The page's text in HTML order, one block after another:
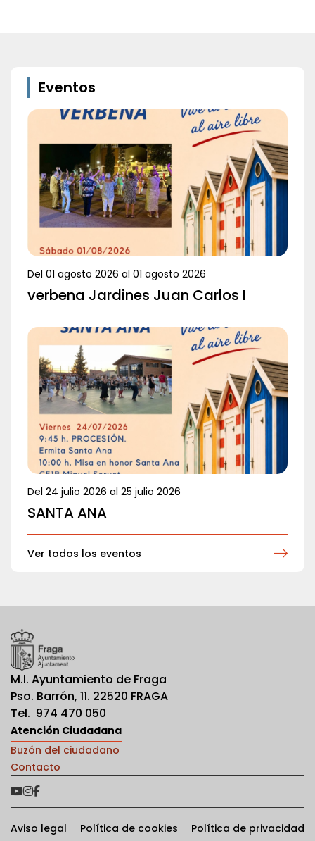
Eventos
Del 01 agosto 2026 al 01 agosto 2026
verbena Jardines Juan Carlos I
Del 24 julio 2026 al 25 julio 2026
SANTA ANA
Ver todos los eventos
M.I. Ayuntamiento de Fraga
Pso. Barrón, 11. 22520 FRAGA
Tel. 974 470 050
Atención Ciudadana
Buzón del ciudadano
Contacto
Aviso legal Política de cookies
Política de privacidad